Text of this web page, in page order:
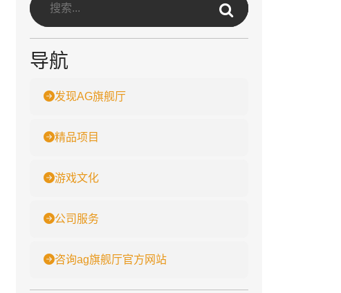
导航
发现AG旗舰厅
精品项目
游戏文化
公司服务
咨询ag旗舰厅官方网站